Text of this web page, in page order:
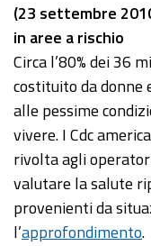
(23 settembre
in aree a rischio
Circa l’80% dei 36
costituito da donne
alle pessime
vivere. I Cdc
rivolta agli
valutare la salute
provenienti da
l’approfondimento.